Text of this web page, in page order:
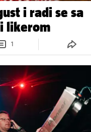
i radi se sa
likerom
1